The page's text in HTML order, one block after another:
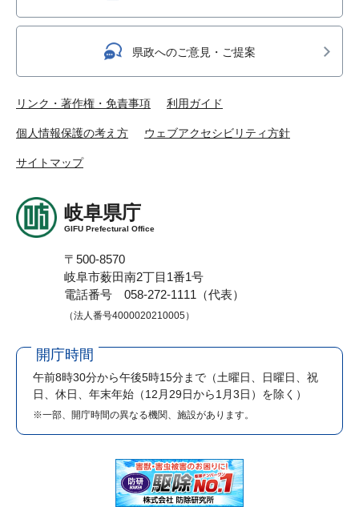
県政へのご意見・ご提案
リンク・著作権・免責事項 利用ガイド
個人情報保護の考え方 ウェブアクセシビリティ方針
サイトマップ
岐阜県庁
GIFU Prefectural Office
〒500-8570
岐阜市薮田南2丁目1番1号
電話番号 058-272-1111（代表）
（法人番号4000020210005）
開庁時間
午前8時30分から午後5時15分まで （土曜日、日曜日、祝
日、休日、年末年始（12月29日から1月3日）を除く）
※一部、開庁時間の異なる機関、施設があります。